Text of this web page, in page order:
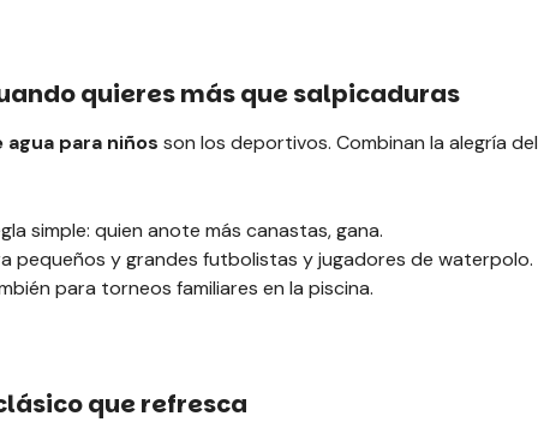
quieres más que salpicaduras
para niños son los deportivos. Combinan la alegría del
simple: quien anote más canastas, gana.
pequeños y grandes futbolistas y jugadores de waterpolo.
para torneos familiares en la piscina.
que refresca